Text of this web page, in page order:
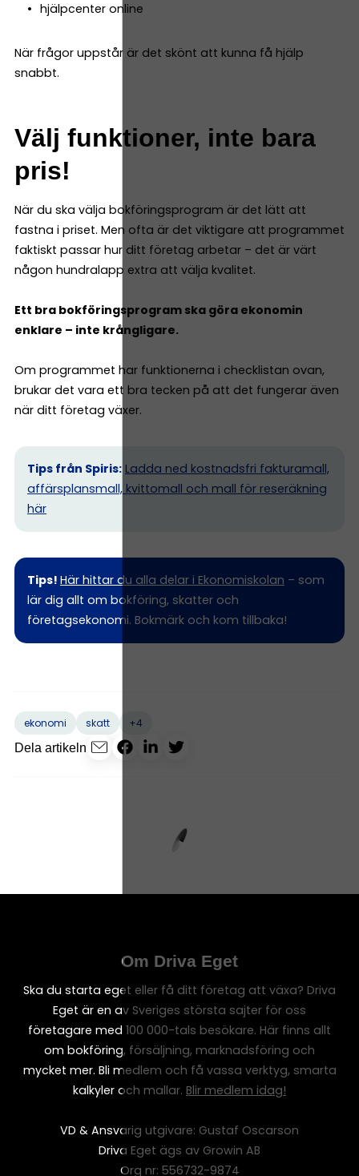
hjälpcenter online
När frågor uppstår är det skönt att kunna få hjälp
snabbt.
Välj funktioner, inte bara
pris!
När du ska välja bokföringsprogram är det lätt att
fastna i priset. Men ofta är det viktigare att programmet
faktiskt passar hur ditt företag arbetar – det är värt
någon hundralapp extra att välja kvalitet.
Ett bra bokföringsprogram ska göra ekonomin
enklare – inte krångligare.
Om programmet har funktionerna i checklistan ovan,
brukar det vara ett bra tecken på att det fungerar även
när ditt företag växer.
Tips från Spiris: Ladda ned kostnadsfri fakturamall,
affärsplansmall, kvittomall och mall för reseräkning
här
Tips! Här hittar du alla delar i Ekonomiskolan – som
lär dig allt om bokföring, skatter och
företagsekonomi. Bokmärk och kom tillbaka!
ekonomi skatt
+4
Dela artikeln
Om Driva Eget
Ska du starta eget eller få ditt företag att växa? Driva
Eget är en av Sveriges största sajter för oss
företagare med 100 000-tals besökare. Här finns allt
om bokföring, försäljning, marknadsföring och
mycket mer. Bli medlem och få vassa verktyg, smarta
kalkyler och mallar. Blir medlem idag!
VD & Ansvarig utgivare: Gustaf Oscarson
Driva Eget ägs av Growin AB
Org nr: 556732-9874